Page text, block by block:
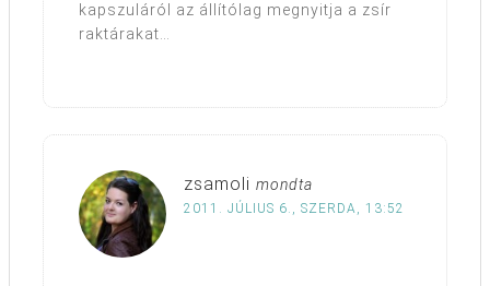
kapszuláról az állítólag megnyitja a zsír
raktárakat…
zsamoli mondta
2011. JÚLIUS 6., SZERDA, 13:52